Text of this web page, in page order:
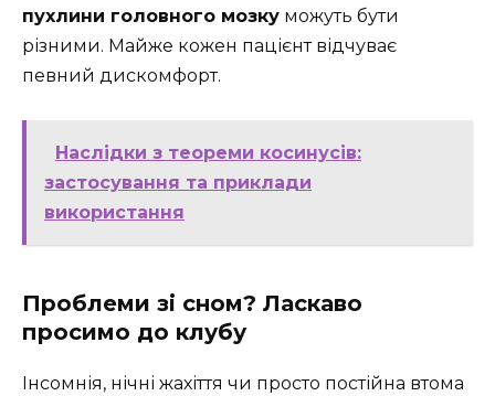
пухлини головного мозку можуть бути
різними. Майже кожен пацієнт відчуває
певний дискомфорт.
Наслідки з теореми косинусів:
застосування та приклади
використання
Проблеми зі сном? Ласкаво
просимо до клубу
Інсомнія, нічні жахіття чи просто постійна втома